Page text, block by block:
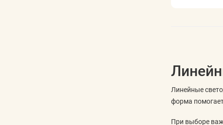
Линейные
форма
При выборе